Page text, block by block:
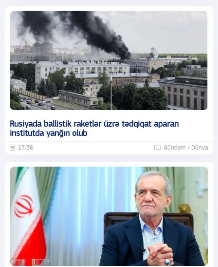
Rusiyada ballistik raketlər üzrə tədqiqat aparan
institutda yanğın olub
17:36 Gündəm / Dünya